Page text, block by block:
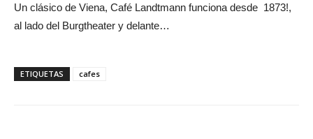
Un clásico de Viena, Café Landtmann funciona desde 1873!,
al lado del Burgtheater y delante…
ETIQUETAS cafes